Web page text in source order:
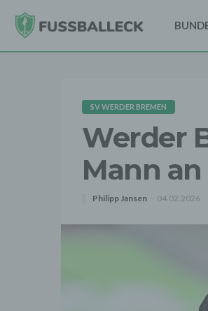
SV WERDER BREMEN
Werder
Mann
Philipp Jansen 04.02.2026